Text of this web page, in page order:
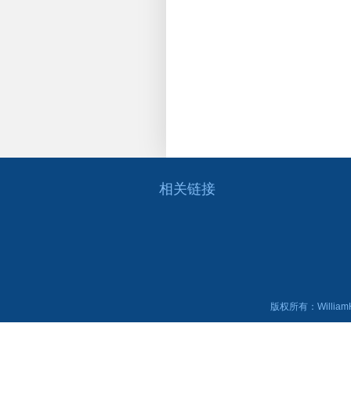
相关链接
版权所有：